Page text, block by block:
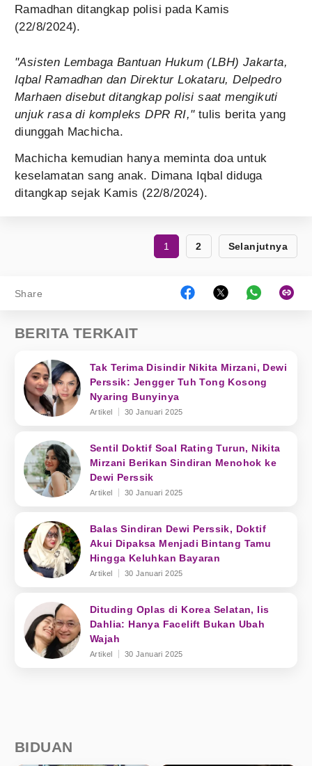
Ramadhan ditangkap polisi pada Kamis
(22/8/2024).
"Asisten Lembaga Bantuan Hukum (LBH) Jakarta,
Iqbal Ramadhan dan Direktur Lokataru, Delpedro
Marhaen disebut ditangkap polisi saat mengikuti
unjuk rasa di kompleks DPR RI,"tulis berita yang
diunggah Machicha.
Machicha kemudian hanya meminta doa untuk
keselamatan sang anak. Dimana Iqbal diduga
ditangkap sejak Kamis (22/8/2024).
1 2 Selanjutnya
Share
BERITA TERKAIT
Tak Terima Disindir Nikita Mirzani, Dewi
Perssik: Jengger Tuh Tong Kosong
Nyaring Bunyinya
Artikel 30 Januari 2025
Sentil Doktif Soal Rating Turun, Nikita
Mirzani Berikan Sindiran Menohok ke
Dewi Perssik
Artikel 30 Januari 2025
Balas Sindiran Dewi Perssik, Doktif
Akui Dipaksa Menjadi Bintang Tamu
Hingga Keluhkan Bayaran
Artikel 30 Januari 2025
Dituding Oplas di Korea Selatan, Iis
Dahlia: Hanya Facelift Bukan Ubah
Wajah
Artikel 30 Januari 2025
BIDUAN